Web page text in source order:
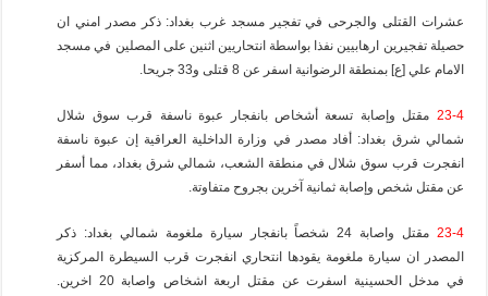
عشرات القتلى والجرحى في تفجير مسجد غرب بغداد: ذكر مصدر امني ان
حصيلة تفجيرين ارهابيين نفذا بواسطة انتحاريين اثنين على المصلين في مسجد
الامام علي [ع] بمنطقة الرضوانية اسفر عن 8 قتلى و33 جريحا.
23-4 مقتل وإصابة تسعة أشخاص بانفجار عبوة ناسفة قرب سوق شلال
شمالي شرق بغداد: أفاد مصدر في وزارة الداخلية العراقية إن عبوة ناسفة
انفجرت قرب سوق شلال في منطقة الشعب، شمالي شرق بغداد، مما أسفر
عن مقتل شخص وإصابة ثمانية آخرين بجروح متفاوتة.
23-4
مقتل واصابة 24 شخصاً بانفجار سيارة ملغومة شمالي بغداد: ذكر
المصدر ان سيارة ملغومة يقودها انتحاري انفجرت قرب السيطرة المركزية
في مدخل الحسينية اسفرت عن مقتل اربعة اشخاص واصابة 20 اخرين.